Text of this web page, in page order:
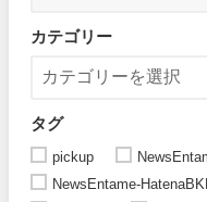
カテゴリー
タグ
pickup
NewsEntame-